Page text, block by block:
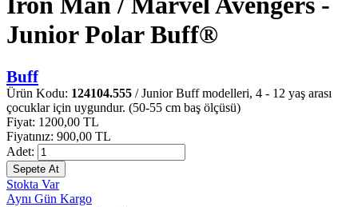
Junior Polar Buff®
Buff
Ürün Kodu: 124104.555 / Junior Buff modelleri, 4 - 12 yaş arası
çocuklar için uygundur. (50-55 cm baş ölçüsü)
Fiyat: 1200,00 TL
Fiyatınız: 900,00 TL
Adet:
Stokta Var
Aynı Gün Kargo